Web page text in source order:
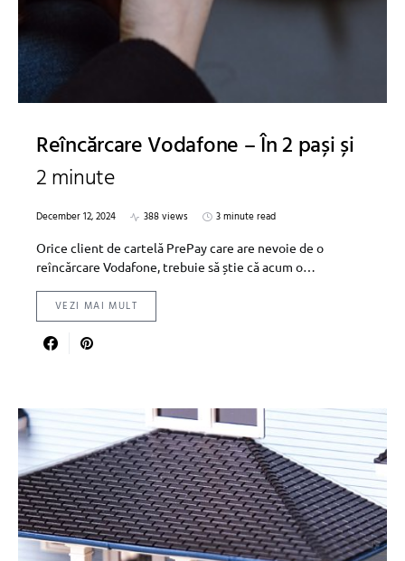
Reîncărcare Vodafone – În 2 pași și
2 minute
December 12, 2024 388 views
3 minute read
Orice client de cartelă PrePay care are nevoie de o
reîncărcare Vodafone, trebuie să știe că acum o…
VEZI MAI MULT